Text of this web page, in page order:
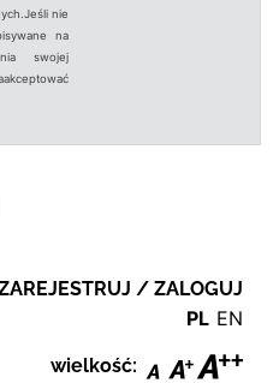
nie
na
swojej
/ ZALOGUJ
PL EN
wielkość: